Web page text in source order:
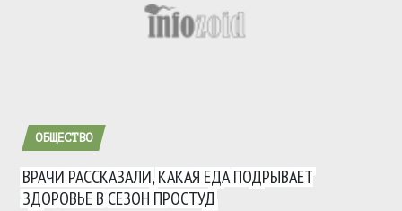
ОБЩЕСТВО
ВРАЧИ РАССКАЗАЛИ, КАКАЯ ЕДА ПОДРЫВАЕТ
ЗДОРОВЬЕ В СЕЗОН ПРОСТУД